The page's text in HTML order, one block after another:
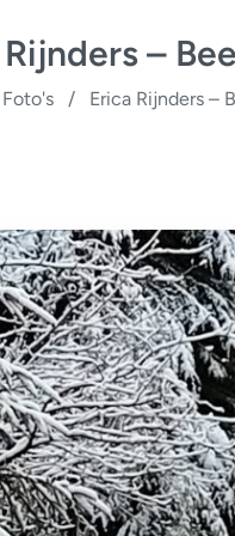
–
Foto's / Erica Rijnders –